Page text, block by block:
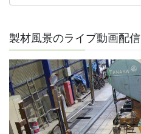
製材風景のライブ動画配信